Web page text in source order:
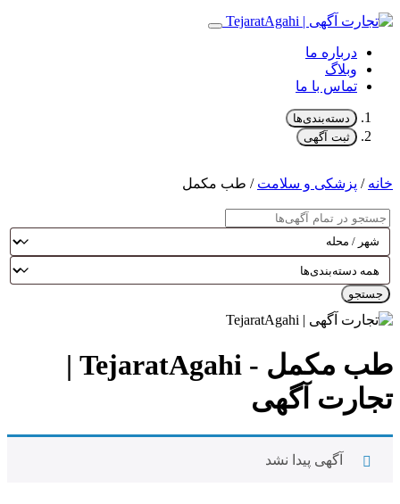
درباره ما
وبلاگ
تماس با ما
دسته‌بندی‌ها
ثبت آگهی
خانه / پزشکی و سلامت / طب مکمل
جستجو
طب مکمل - TejaratAgahi |
تجارت آگهی
آگهی پیدا نشد